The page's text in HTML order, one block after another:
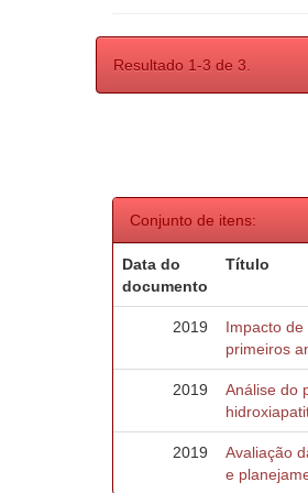
Resultado 1-3 de 3.
Conjunto de itens:
Data do
documento
Título
2019
Impacto
primeiros
2019
Análise do
2019
Avaliação
e